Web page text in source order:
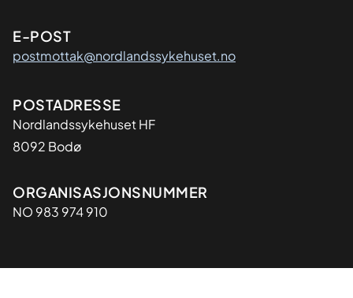
E-POST
postmottak@nordlandssykehuset.no
Adresse
POSTADRESSE
Nordlandssykehuset HF
8092 Bodø
Organisasjon
ORGANISASJONSNUMMER
NO 983 974 910